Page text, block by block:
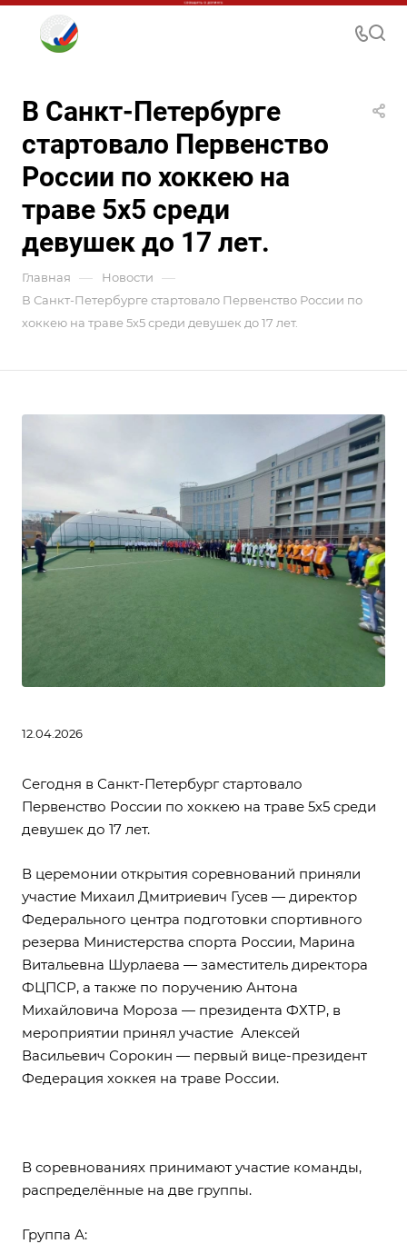
В Санкт-Петербурге
стартовало Первенство
России по хоккею на
траве 5х5 среди
девушек до 17 лет.
Главная — Новости —
В Санкт-Петербурге стартовало Первенство России по
хоккею на траве 5х5 среди девушек до 17 лет.
12.04.2026
Сегодня в Санкт-Петербург стартовало
Первенство России по хоккею на траве 5х5 среди
девушек до 17 лет.
В церемонии открытия соревнований приняли
участие Михаил Дмитриевич Гусев — директор
Федерального центра подготовки спортивного
резерва Министерства спорта России, Марина
Витальевна Шурлаева — заместитель директора
ФЦПСР, а также по поручению Антона
Михайловича Мороза — президента ФХТР, в
мероприятии принял участие Алексей
Васильевич Сорокин — первый вице-президент
Федерация хоккея на траве России.
В соревнованиях принимают участие команды,
распределённые на две группы.
Группа А: